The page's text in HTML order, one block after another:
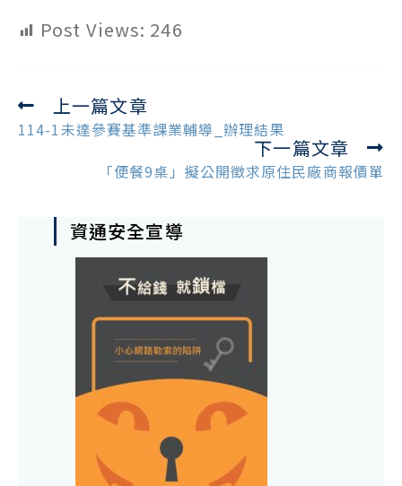
Post Views: 246
Read
more
上一篇文章
114-1未達參賽基準課業輔導_辦理結果
下一篇文章
「便餐9桌」擬公開徵求原住民廠商報價單
資通安全宣導